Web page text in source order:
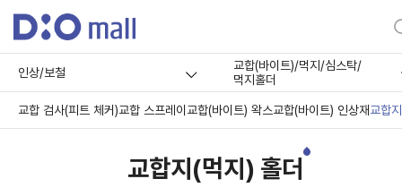
인상/보철
교합(바이트)/먹지/심스탁/
먹지홀더
교합 검사(피트 체커)교합 스프레이 교합(바이트) 왁스교합(바이트) 인상재교합
교합지(먹지) 홀더